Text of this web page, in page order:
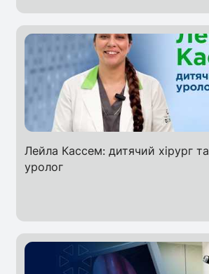
Лейла Кассем: дитячий хірург та
уролог